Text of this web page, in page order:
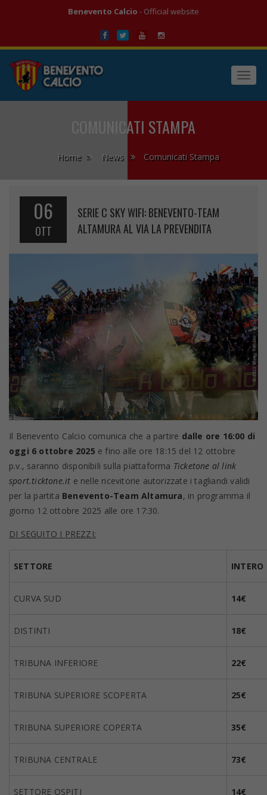
Benevento Calcio - Official website
COMUNICATI STAMPA
Home News Comunicati Stampa
06
OTT
SERIE C SKY WIFI: BENEVENTO-TEAM
ALTAMURA AL VIA LA PREVENDITA
Il Benevento Calcio comunica che a partire dalle ore 16:00 di
oggi 6 ottobre 2025 e fino alle ore 18:15 del 12 ottobre
p.v., saranno disponibili sulla piattaforma Ticketone al link
sport.ticktone.it e nelle ricevitorie autorizzate i tagliandi validi
per la partita Benevento-Team Altamura, in programma il
giorno 12 ottobre 2025 alle ore 17:30.
DI SEGUITO I PREZZI:
SETTORE INTERO
CURVA SUD 14€
DISTINTI 18€
TRIBUNA INFERIORE 22€
TRIBUNA SUPERIORE SCOPERTA 25€
TRIBUNA SUPERIORE COPERTA 35€
TRIBUNA CENTRALE 73€
SETTORE OSPITI 14€